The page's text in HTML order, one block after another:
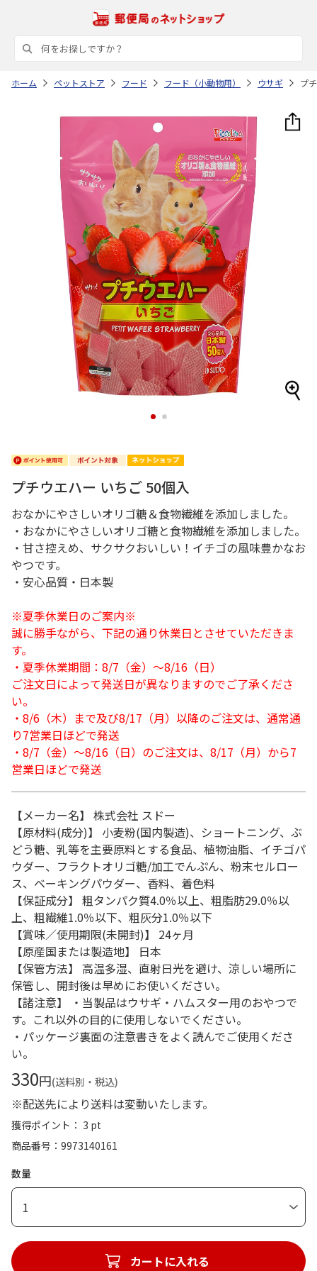
ホーム ペットストア フード フード（小動物用） ウサギ プ
1 2
プチウエハー いちご 50個入
おなかにやさしいオリゴ糖＆食物繊維を添加しました。
・おなかにやさしいオリゴ糖と食物繊維を添加しました。
・甘さ控えめ、サクサクおいしい！イチゴの風味豊かなお
やつです。
・安心品質・日本製
※夏季休業日のご案内※
誠に勝手ながら、下記の通り休業日とさせていただきま
す。
・夏季休業期間：8/7（金）～8/16（日）
ご注文日によって発送日が異なりますのでご了承くださ
い。
・8/6（木）まで及び8/17（月）以降のご注文は、通常通
り7営業日ほどで発送
・8/7（金）～8/16（日）のご注文は、8/17（月）から7
営業日ほどで発送
【メーカー名】 株式会社 スドー
【原材料(成分)】 小麦粉(国内製造)、ショートニング、ぶ
どう糖、乳等を主要原料とする食品、植物油脂、イチゴパ
ウダー、フラクトオリゴ糖/加工でんぷん、粉末セルロー
ス、ベーキングパウダー、香料、着色料
【保証成分】 粗タンパク質4.0％以上、粗脂肪29.0％以
上、粗繊維1.0％以下、粗灰分1.0％以下
【賞味／使用期限(未開封)】 24ヶ月
【原産国または製造地】 日本
【保管方法】 高温多湿、直射日光を避け、涼しい場所に
保管し、開封後は早めにお使いください。
【諸注意】 ・当製品はウサギ・ハムスター用のおやつで
す。これ以外の目的に使用しないでください。
・パッケージ裏面の注意書きをよく読んでご使用くださ
い。
330円(送料別・税込)
※配送先により送料は変動いたします。
獲得ポイント： 3 pt
商品番号
9973140161
数量
1
カートに入れる